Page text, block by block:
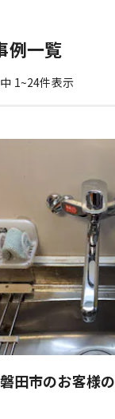
例一覧
1~24件表示
田市のお客様